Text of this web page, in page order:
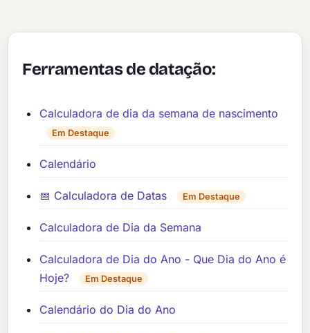
Ferramentas de datação:
Calculadora de dia da semana de nascimento
Em Destaque
Calendário
📅 Calculadora de Datas Em Destaque
Calculadora de Dia da Semana
Calculadora de Dia do Ano - Que Dia do Ano é
Hoje?
Em Destaque
Calendário do Dia do Ano